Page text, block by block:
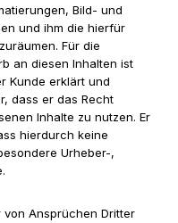
Bild- und
und ihm die hierfür
Für die
an diesen Inhalten ist
Kunde erklärt und
dass er das Recht
Inhalte zu nutzen. Er
hierdurch keine
Urheber-,
von Ansprüchen Dritter